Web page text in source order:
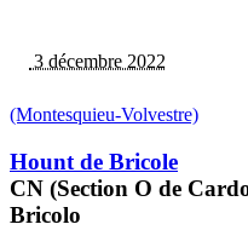
3 décembre 2022
(Montesquieu-Volvestre)
Hount de Bricole
CN (Section O de
Bricolo